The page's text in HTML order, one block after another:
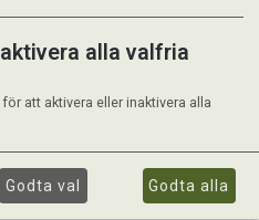
alla valfria
att aktivera eller inaktivera alla
Godta val Godta alla